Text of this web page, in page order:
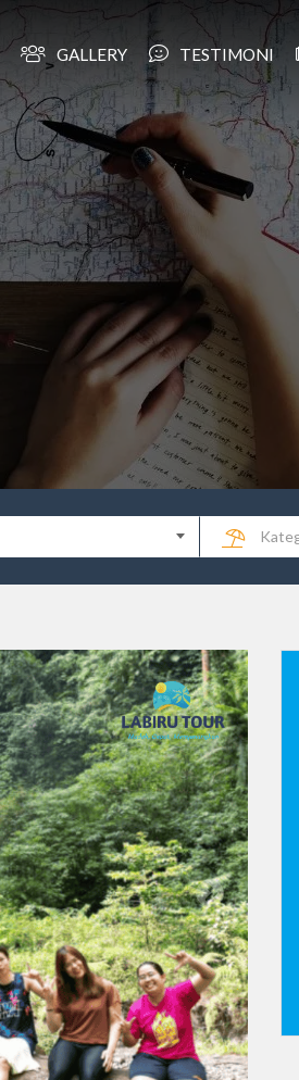
GALLERY TESTIMONI